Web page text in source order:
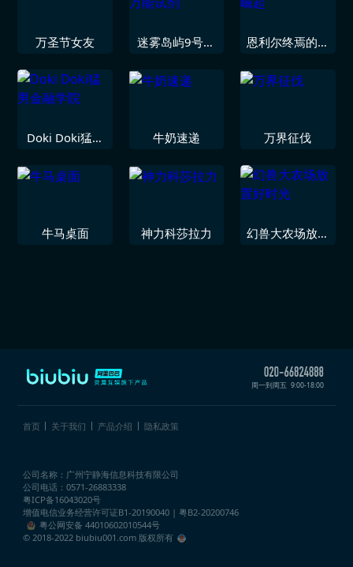
万圣节女友
迷雾岛屿9号万
恩利尔终焉的崛
Doki Doki猛男
牛奶速递 万界征伐
牛马桌面 神力科莎拉力
幻兽大农场放置
周一到周五 9:00-18:00
首页 关于我们 产品介绍 隐私政策
公司名称：广州宁静海信息科技有限公司
公司电话：0571-26883338
粤ICP备16043020号
增值电信业务经营许可证B1-20190040 | 粤B2-20200746
粤公网安备 44010602010544号
© 2018-2022 biubiu001.com 版权所有